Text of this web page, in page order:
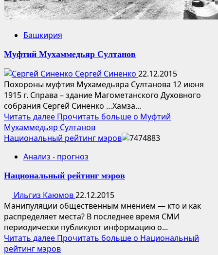
Башкирия
Муфтий Мухаммедьяр Султанов
Сергей Синенко 22.12.2015
Похороны муфтия Мухамедьяра Султанова 12 июня
1915 г. Справа – здание Магометанского Духовного
собрания Сергей Синенко …Хамза...
Читать далее Прочитать больше о Муфтий
Мухаммедьяр Султанов
Национальный рейтинг мэров
Анализ - прогноз
Национальный рейтинг мэров
Ильгиз Каюмов22.12.2015
Манипуляции общественным мнением — кто и как
распределяет места? В последнее время СМИ
периодически публикуют информацию о...
Читать далее Прочитать больше о Национальный
рейтинг мэров